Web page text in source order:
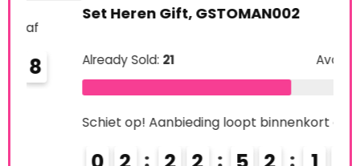
Set Heren Gift, GSTOMAN002
Already Sold:21 Available:31
Schiet op! Aanbieding loopt binnenkort af